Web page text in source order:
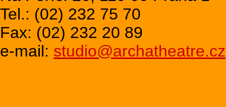
Tel.: (02) 232 75 70
Fax: (02) 232 20 89
e-mail: studio@archatheatre.cz